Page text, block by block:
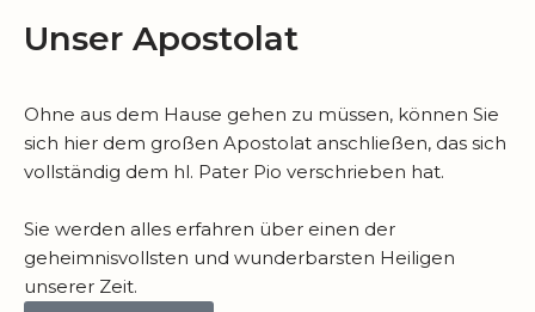
Unser Apostolat
Ohne aus dem Hause gehen zu müssen, können Sie
sich hier dem großen Apostolat anschließen, das sich
vollständig dem hl. Pater Pio verschrieben hat.
Sie werden alles erfahren über einen der
geheimnisvollsten und wunderbarsten Heiligen
unserer Zeit.